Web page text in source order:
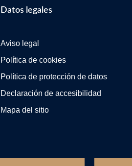
Datos legales
Aviso legal
Política de cookies
Política de protección de datos
Declaración de accesibilidad
Mapa del sitio